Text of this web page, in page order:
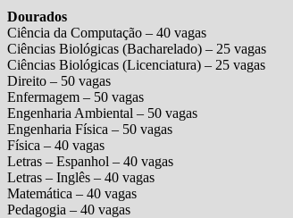
Dourados
Ciência da Computação – 40 vagas
Ciências Biológicas (Bacharelado) – 25 vagas
Ciências Biológicas (Licenciatura) – 25 vagas
Direito – 50 vagas
Enfermagem – 50 vagas
Engenharia Ambiental – 50 vagas
Engenharia Física – 50 vagas
Física – 40 vagas
Letras – Espanhol – 40 vagas
Letras – Inglês – 40 vagas
Matemática – 40 vagas
Pedagogia – 40 vagas